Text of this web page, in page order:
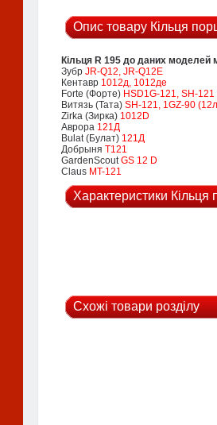
Опис товару Кільця
Кільця R 195 до даних моделей
Зубр JR-Q12, JR-Q12E
Кентавр 1012д, 1012де
Forte (Форте) HSD1G-121, SH-121
Витязь (Тата) SH-121, 1GZ-90
Zirka (Зирка) 1012D
Аврора 121Д
Bulat (Булат) 121Д
Добрыня T121
GardenScoutGS 12 D
Claus MT-121
Характеристики
Схожі товари розділу